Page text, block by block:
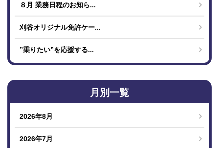
８月 業務日程のお知ら...
刈谷オリジナル免許ケー...
”乗りたい”を応援する...
月別一覧
2026年8月
2026年7月